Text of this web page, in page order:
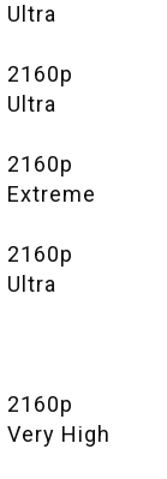
Ultra
2160p
Ultra
2160p
Extreme
2160p
Ultra
2160p
Very High